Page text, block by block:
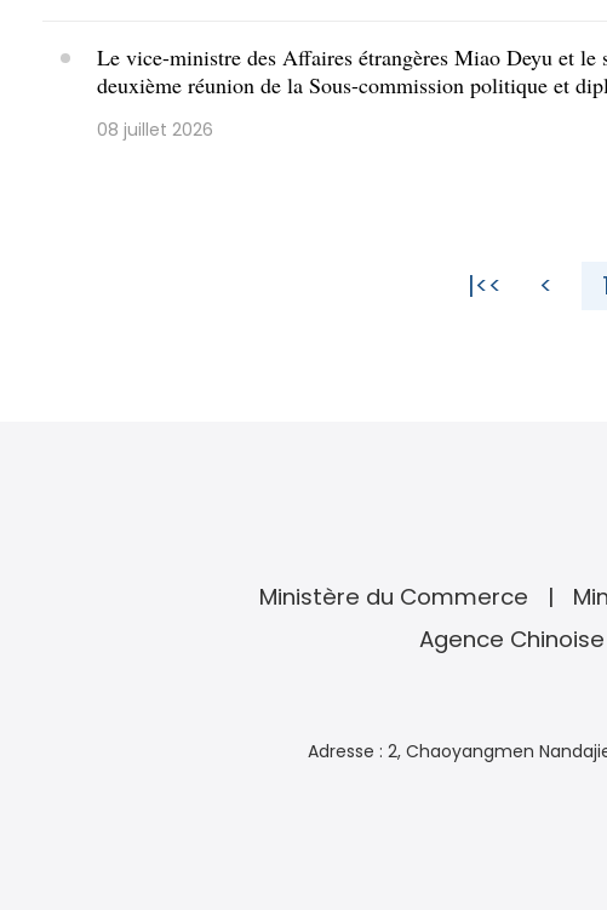
Le vice-ministre des Affaires étrangères Miao Deyu et
deuxième réunion de la Sous-commission politique et
08 juillet 2026
|<< < 1
Ministère du Commerce
Agence
Adresse : 2, Chaoyangmen